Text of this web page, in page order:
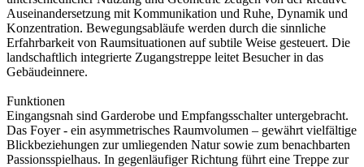
Auseinandersetzung mit Kommunikation und Ruhe, Dynamik und
Konzentration. Bewegungsabläufe werden durch die sinnliche
Erfahrbarkeit von Raumsituationen auf subtile Weise gesteuert. Die
landschaftlich integrierte Zugangstreppe leitet Besucher in das
Gebäudeinnere.
Funktionen
Eingangsnah sind Garderobe und Empfangsschalter untergebracht.
Das Foyer - ein asymmetrisches Raumvolumen – gewährt vielfältige
Blickbeziehungen zur umliegenden Natur sowie zum benachbarten
Passionsspielhaus. In gegenläufiger Richtung führt eine Treppe zur